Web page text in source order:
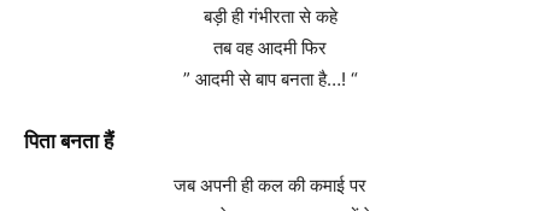
बड़ी ही गंभीरता से कहे
तब वह आदमी फिर
” आदमी से बाप बनता है…! “
पिता बनता हैं
जब अपनी ही कल की कमाई पर